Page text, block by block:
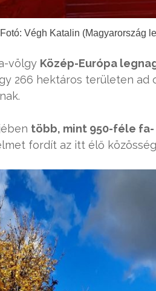
Fotó: Végh Katalin (Magyarország
völgy Közép-Európa
266 hektáros területen ad
több, mint 950-féle
fordít az itt élő